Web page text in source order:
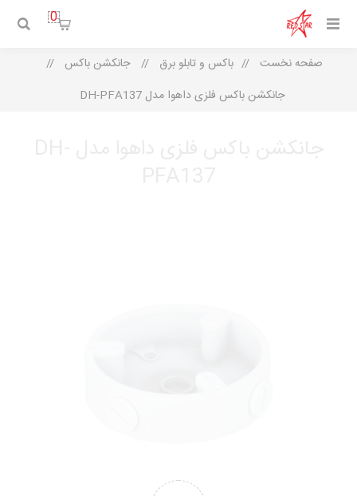
0
صفحه نخست / باکس و تابلو برق / جانکشن باکس
/
جانکشن باکس فلزی داهوا مدل DH-PFA137